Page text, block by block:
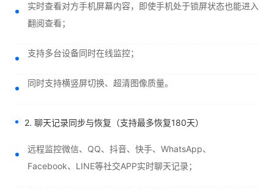
实时查看对方手机屏幕内容，即使手机处于锁屏状态也能进入
翻阅查看；
支持多台设备同时在线监控；
同时支持横竖屏切换、超清图像质量。
2. 聊天记录同步与恢复（支持最多恢复180天）
远程监控微信、QQ、抖音、快手、WhatsApp、
Facebook、LINE等社交APP实时聊天记录；